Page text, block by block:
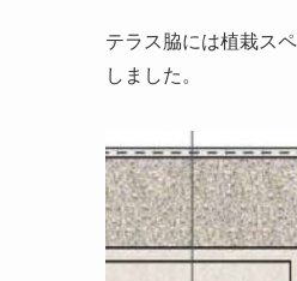
テラス脇には植栽ス
しました。